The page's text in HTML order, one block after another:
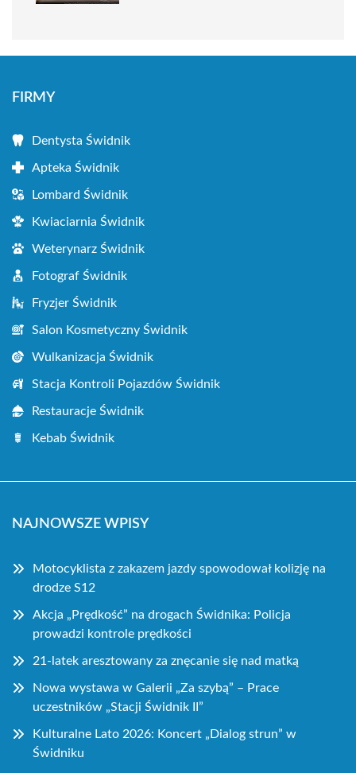
FIRMY
Dentysta Świdnik
Apteka Świdnik
Lombard Świdnik
Kwiaciarnia Świdnik
Weterynarz Świdnik
Fotograf Świdnik
Fryzjer Świdnik
Salon Kosmetyczny Świdnik
Wulkanizacja Świdnik
Stacja Kontroli Pojazdów Świdnik
Restauracje Świdnik
Kebab Świdnik
NAJNOWSZE WPISY
Motocyklista z zakazem jazdy spowodował kolizję na
drodze S12
Akcja „Prędkość” na drogach Świdnika: Policja
prowadzi kontrole prędkości
21-latek aresztowany za znęcanie się nad matką
Nowa wystawa w Galerii „Za szybą” – Prace
uczestników „Stacji Świdnik II”
Kulturalne Lato 2026: Koncert „Dialog strun” w
Świdniku